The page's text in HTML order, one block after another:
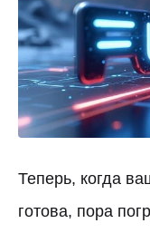
Теперь, когда
готова, пора